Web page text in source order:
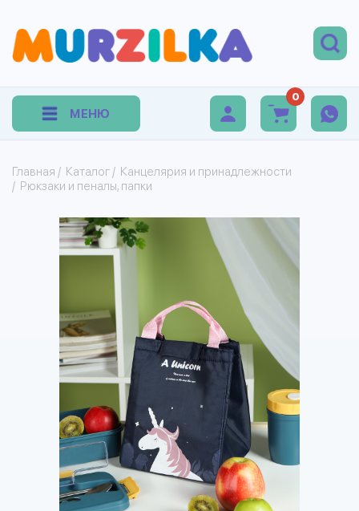
МЕНЮ
0
Главная / Каталог / Канцелярия и принадлежности
/ Рюкзаки и пеналы, папки